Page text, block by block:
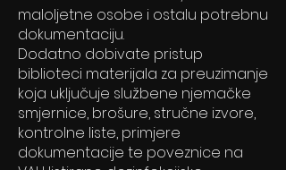
maloljetne osobe i ostalu potrebnu
dokumentaciju.
Dodatno dobivate pristup
biblioteci materijala za preuzimanje
koja uključuje službene njemačke
smjernice, brošure, stručne izvore,
kontrolne liste, primjere
dokumentacije te poveznice na